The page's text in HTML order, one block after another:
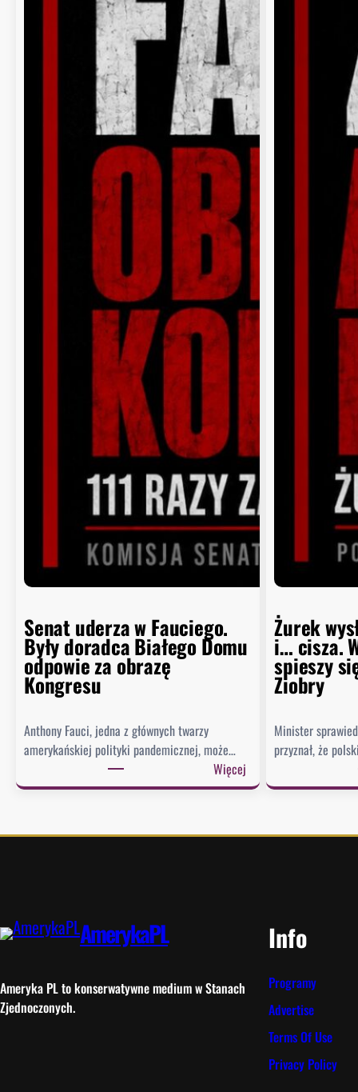
Senat uderza w Fauciego.
Były doradca Białego Domu
odpowie za obrazę
Kongresu
Anthony Fauci, jedna z głównych twarzy
amerykańskiej polityki pandemicznej, może…
Więcej
S
Żurek
i… cisza.
spieszy
Ziobry
Minister
przyznał, że
AmerykaPL
Ameryka PL to konserwatywne medium w Stanach
Zjednoczonych.
Info
Programy
Advertise
Terms Of Use
Privacy Policy